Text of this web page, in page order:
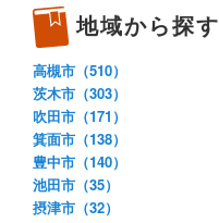
地域から探す
高槻市（510）
茨木市（303）
吹田市（171）
箕面市（138）
豊中市（140）
池田市（35）
摂津市（32）